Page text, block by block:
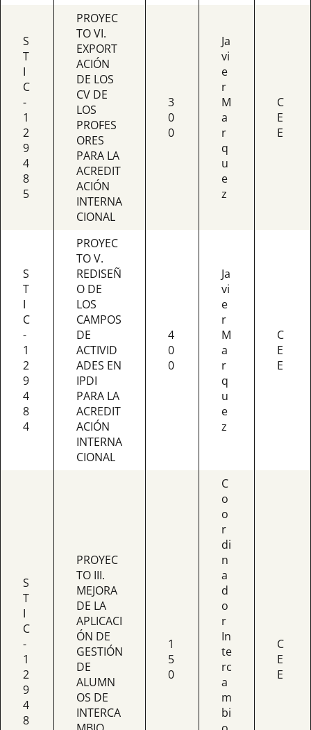
S
T
I
C
-
1
2
9
4
8
5
PROYEC
TO VI.
EXPORT
ACIÓN
DE LOS
CV DE
LOS
PROFES
ORES
PARA LA
ACREDIT
ACIÓN
INTERNA
CIONAL
3
0
0
Ja
vi
e
r
M
a
r
q
u
e
z
C
E
E
S
T
I
C
-
1
2
9
4
8
4
PROYEC
TO V.
REDISEÑ
O DE
LOS
CAMPOS
DE
ACTIVID
ADES EN
IPDI
PARA LA
ACREDIT
ACIÓN
INTERNA
CIONAL
4
0
0
Ja
vi
e
r
M
a
r
q
u
e
z
C
E
E
S
T
I
C
-
1
2
9
4
8
PROYEC
TO III.
MEJORA
DE LA
APLICACI
ÓN DE
GESTIÓN
DE
ALUMN
OS DE
INTERCA
1
5
0
C
o
o
r
di
n
a
d
o
r
In
te
rc
a
m
bi
C
E
E